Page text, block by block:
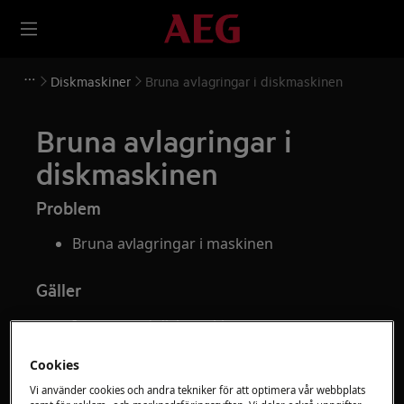
Diskmaskiner Bruna avlagringar i diskmaskinen
Bruna avlagringar i
diskmaskinen
Problem
Bruna avlagringar i maskinen
Gäller
Intergrerad diskmaskin
Bänkdiskmaskin
Cookies
Vi använder cookies och andra tekniker för att optimera vår webbplats